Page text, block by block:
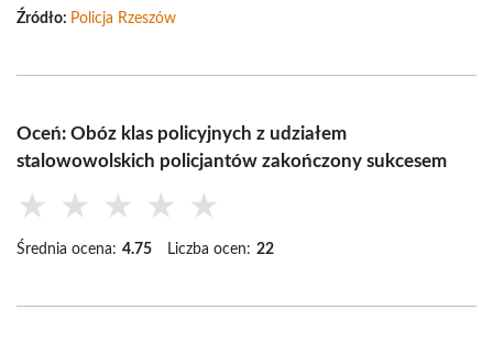
Źródło: Policja Rzeszów
Oceń: Obóz klas policyjnych z udziałem
stalowowolskich policjantów zakończony sukcesem
★ ★ ★ ★ ★
Średnia ocena: 4.75 Liczba ocen: 22